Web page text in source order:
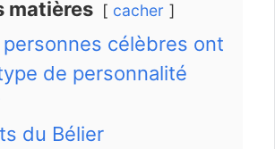
matières cacher
personnes célèbres ont
de personnalité
du Bélier